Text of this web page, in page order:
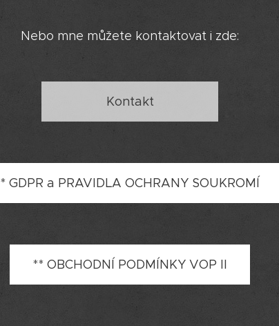
Nebo mne můžete kontaktovat i zde:
Kontakt
* GDPR a PRAVIDLA OCHRANY SOUKROMÍ
** OBCHODNÍ PODMÍNKY VOP II